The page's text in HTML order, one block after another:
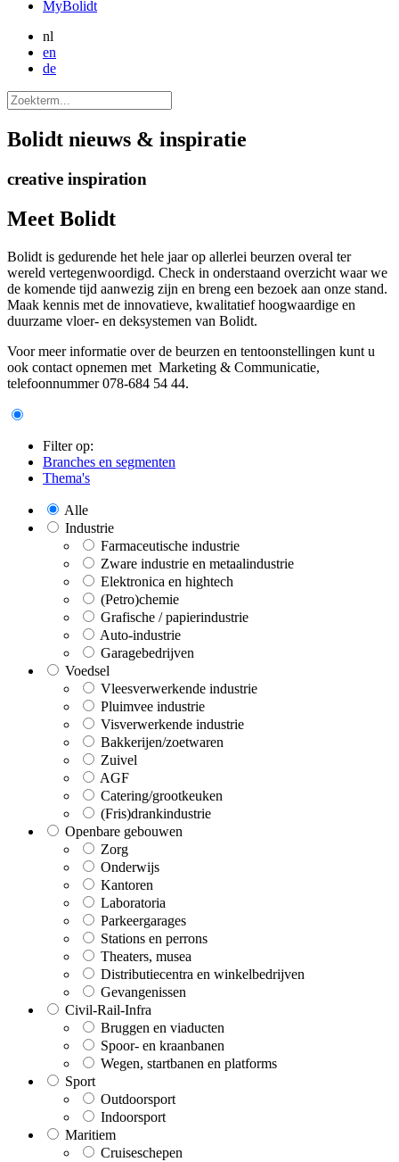
MyBolidt
nl
en
de
Bolidt nieuws & inspiratie
creative inspiration
Meet Bolidt
Bolidt is gedurende het hele jaar op allerlei beurzen overal ter
wereld vertegenwoordigd. Check in onderstaand overzicht waar we
de komende tijd aanwezig zijn en breng een bezoek aan onze stand.
Maak kennis met de innovatieve, kwalitatief hoogwaardige en
duurzame vloer- en deksystemen van Bolidt.
Voor meer informatie over de beurzen en tentoonstellingen kunt u
ook contact opnemen met Marketing & Communicatie,
telefoonnummer 078-684 54 44.
Filter op:
Branches en segmenten
Thema's
Alle
Industrie
Farmaceutische industrie
Zware industrie en metaalindustrie
Elektronica en hightech
(Petro)chemie
Grafische / papierindustrie
Auto-industrie
Garagebedrijven
Voedsel
Vleesverwerkende industrie
Pluimvee industrie
Visverwerkende industrie
Bakkerijen/zoetwaren
Zuivel
AGF
Catering/grootkeuken
(Fris)drankindustrie
Openbare gebouwen
Zorg
Onderwijs
Kantoren
Laboratoria
Parkeergarages
Stations en perrons
Theaters, musea
Distributiecentra en winkelbedrijven
Gevangenissen
Civil-Rail-Infra
Bruggen en viaducten
Spoor- en kraanbanen
Wegen, startbanen en platforms
Sport
Outdoorsport
Indoorsport
Maritiem
Cruiseschepen